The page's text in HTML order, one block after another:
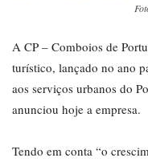
A CP – Comboios de
turístico, lançado no ano
aos serviços urbanos do
anunciou hoje a empresa.
Tendo em conta “o